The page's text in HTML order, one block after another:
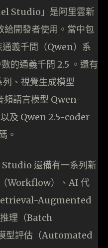
Studio」是阿里雲新
給開發者使用。當中包
義千問（Qwen）系
的通義千問 2.5 。還有
、視覺生成模型
頻語言模型 Qwen-
及 Qwen 2.5-coder
。
還備有一系列新
Workflow）、AI 代
Augmented
理（Batch
型評估（Automated